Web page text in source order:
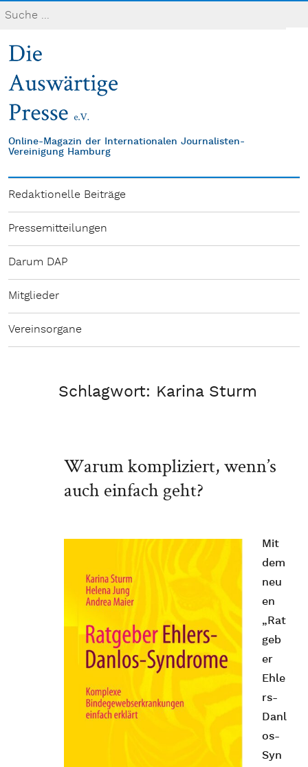
Online-Magazin der Internationalen Journalisten-
Vereinigung Hamburg
Redaktionelle Beiträge
Pressemitteilungen
Darum DAP
Mitglieder
Vereinsorgane
Schlagwort: Karina Sturm
Warum kompliziert, wenn’s
auch einfach geht?
Mit
dem
neu
en
„Rat
geb
er
Ehle
rs-
Danl
os-
Syn